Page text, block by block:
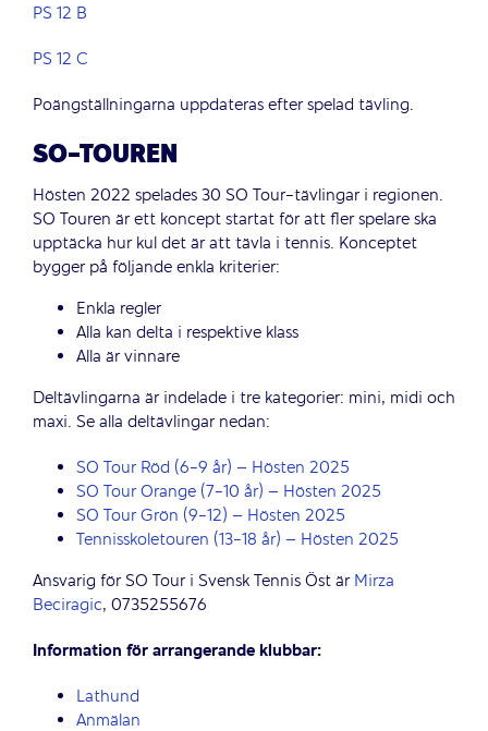
PS 12 B
PS 12 C
Poängställningarna uppdateras efter spelad tävling.
SO-TOUREN
Hösten 2022 spelades 30 SO Tour-tävlingar i regionen.
SO Touren är ett koncept startat för att fler spelare ska
upptäcka hur kul det är att tävla i tennis. Konceptet
bygger på följande enkla kriterier:
Enkla regler
Alla kan delta i respektive klass
Alla är vinnare
Deltävlingarna är indelade i tre kategorier: mini, midi och
maxi. Se alla deltävlingar nedan:
SO Tour Röd (6-9 år) – Hösten 2025
SO Tour Orange (7-10 år) – Hösten 2025
SO Tour Grön (9-12) – Hösten 2025
Tennisskoletouren (13-18 år) – Hösten 2025
Ansvarig för SO Tour i Svensk Tennis Öst ärMirza
Beciragic, 0735255676
Information för arrangerande klubbar:
Lathund
Anmälan